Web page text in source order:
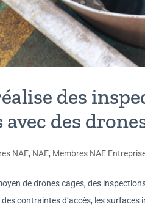
des
des
NAE, NAE, Membres NAE
de drones cages, des
contraintes d’accès, les